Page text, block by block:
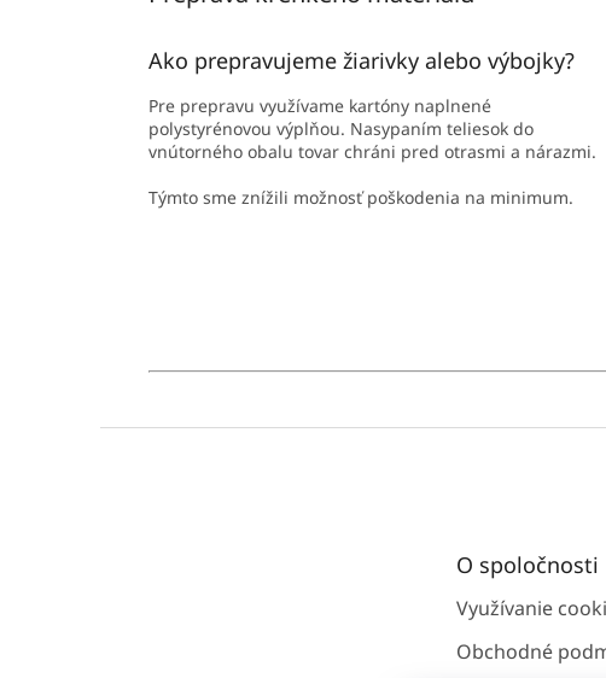
Ako prepravujeme žiarivky alebo výbojky?
Pre prepravu využívame kartóny naplnené
polystyrénovou výplňou. Nasypaním teliesok do
vnútorného obalu tovar chráni pred otrasmi a nárazmi.
Týmto sme znížili možnosť poškodenia na minimum.
O spoločnosti
Využívanie
Obchodné